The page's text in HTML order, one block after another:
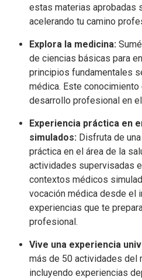
estas materias aprobadas
acelerando tu camino
Explora la medicina:
de ciencias básicas para
principios fundamentales
médica. Este
desarrollo profesional en
Experiencia práctica en
simulados: Disfruta de
práctica en el área de la
actividades supervisadas
contextos médicos
vocación médica desde el
experiencias que te
profesional.
Vive una experiencia
más de 50 actividades del
incluyendo experiencias